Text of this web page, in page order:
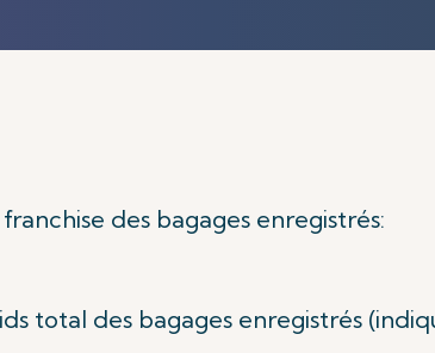
des bagages enregistrés:
total des bagages enregistrés